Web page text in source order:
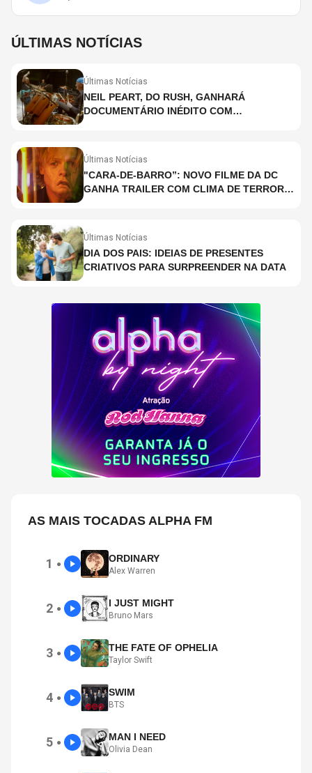
ÚLTIMAS NOTÍCIAS
Últimas Notícias
NEIL PEART, DO RUSH, GANHARÁ
DOCUMENTÁRIO INÉDITO COM
Últimas Notícias
"CARA-DE-BARRO”: NOVO FILME DA DC
GANHA TRAILER COM CLIMA DE TERROR;
Últimas Notícias
DIA DOS PAIS: IDEIAS DE PRESENTES
CRIATIVOS PARA SURPREENDER NA DATA
AS MAIS TOCADAS ALPHA FM
1 ● ORDINARY
Alex Warren
2 ● I JUST MIGHT
Bruno Mars
3 ● THE FATE OF OPHELIA
Taylor Swift
4 ● SWIM
BTS
5 ● MAN I NEED
Olivia Dean